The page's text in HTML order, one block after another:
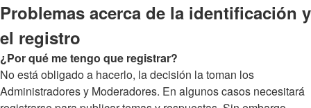
Problemas acerca de la identificación y
el registro
¿Por qué me tengo que registrar?
No está obligado a hacerlo, la decisión la toman los
Administradores y Moderadores. En algunos casos necesitará